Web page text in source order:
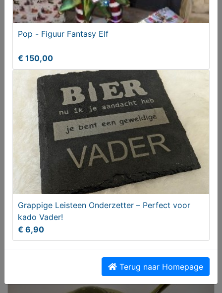
€ 34,50
Metalen bloemen decoratie
T.e.a.b.
Pop - Figuur Fantasy Elf
€ 150,00
Grappige Leisteen Onderzetter – Perfect voor
kado Vader!
€ 6,90
Terug naar Homepage